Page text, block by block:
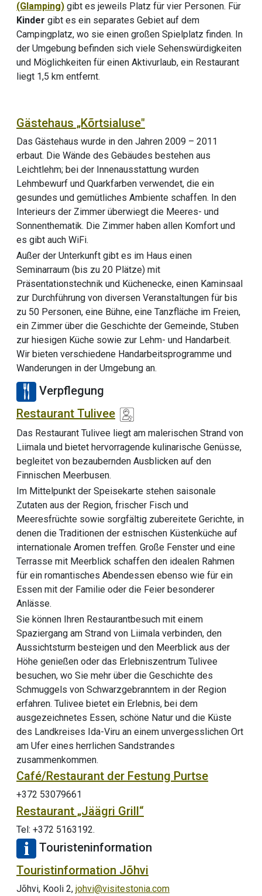
(Glamping) gibt es jeweils Platz für vier Personen. Für
Kinder gibt es ein separates Gebiet auf dem
Campingplatz, wo sie einen großen Spielplatz finden. In
der Umgebung befinden sich viele Sehenswürdigkeiten
und Möglichkeiten für einen Aktivurlaub, ein Restaurant
liegt 1,5 km entfernt.
Gästehaus „Kõrtsialuse"
Das Gästehaus wurde in den Jahren 2009 – 2011
erbaut. Die Wände des Gebäudes bestehen aus
Leichtlehm; bei der Innenausstattung wurden
Lehmbewurf und Quarkfarben verwendet, die ein
gesundes und gemütliches Ambiente schaffen. In den
Interieurs der Zimmer überwiegt die Meeres- und
Sonnenthematik. Die Zimmer haben allen Komfort und
es gibt auch WiFi.
Außer der Unterkunft gibt es im Haus einen
Seminarraum (bis zu 20 Plätze) mit
Präsentationstechnik und Küchenecke, einen Kaminsaal
zur Durchführung von diversen Veranstaltungen für bis
zu 50 Personen, eine Bühne, eine Tanzfläche im Freien,
ein Zimmer über die Geschichte der Gemeinde, Stuben
zur hiesigen Küche sowie zur Lehm- und Handarbeit.
Wir bieten verschiedene Handarbeitsprogramme und
Wanderungen in der Umgebung an.
Verpflegung
Restaurant Tulivee
Das Restaurant Tulivee liegt am malerischen Strand von
Liimala und bietet hervorragende kulinarische Genüsse,
begleitet von bezaubernden Ausblicken auf den
Finnischen Meerbusen.
Im Mittelpunkt der Speisekarte stehen saisonale
Zutaten aus der Region, frischer Fisch und
Meeresfrüchte sowie sorgfältig zubereitete Gerichte, in
denen die Traditionen der estnischen Küstenküche auf
internationale Aromen treffen. Große Fenster und eine
Terrasse mit Meerblick schaffen den idealen Rahmen
für ein romantisches Abendessen ebenso wie für ein
Essen mit der Familie oder die Feier besonderer
Anlässe.
Sie können Ihren Restaurantbesuch mit einem
Spaziergang am Strand von Liimala verbinden, den
Aussichtsturm besteigen und den Meerblick aus der
Höhe genießen oder das Erlebniszentrum Tulivee
besuchen, wo Sie mehr über die Geschichte des
Schmuggels von Schwarzgebranntem in der Region
erfahren. Tulivee bietet ein Erlebnis, bei dem
ausgezeichnetes Essen, schöne Natur und die Küste
des Landkreises Ida-Viru an einem unvergesslichen Ort
am Ufer eines herrlichen Sandstrandes
zusammenkommen.
Café/Restaurant der Festung Purtse
+372 53079661
Restaurant „Jäägri Grill“
Tel: +372 5163192.
Touristeninformation
Touristinformation Jõhvi
Jõhvi, Kooli 2, johvi@visitestonia.com